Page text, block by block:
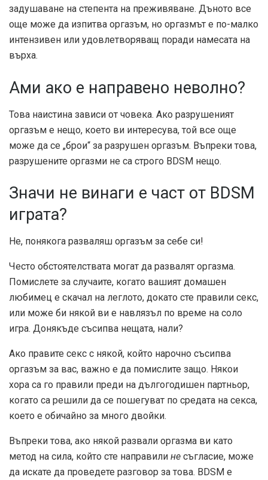
задушаване на степента на преживяване. Дъното все
още може да изпитва оргазъм, но оргазмът е по-малко
интензивен или удовлетворяващ поради намесата на
върха.
Ами ако е направено неволно?
Това наистина зависи от човека. Ако разрушеният
оргазъм е нещо, което ви интересува, той все още
може да се „брои“ за разрушен оргазъм. Въпреки това,
разрушените оргазми не са строго BDSM нещо.
Значи не винаги е част от BDSM
играта?
Не, понякога разваляш оргазъм за себе си!
Често обстоятелствата могат да развалят оргазма.
Помислете за случаите, когато вашият домашен
любимец е скачал на леглото, докато сте правили секс,
или може би някой ви е навлязъл по време на соло
игра. Донякъде съсипва нещата, нали?
Ако правите секс с някой, който нарочно съсипва
оргазъм за вас, важно е да помислите защо. Някои
хора са го правили преди на дългогодишен партньор,
когато са решили да се пошегуват по средата на секса,
което е обичайно за много двойки.
Въпреки това, ако някой развали оргазма ви като
метод на сила, който сте направили не съгласие, може
да искате да проведете разговор за това. BDSM е